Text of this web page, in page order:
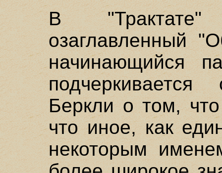
В
озаглавленный
начинающийся
Беркли о том,
что иное, как
некоторым